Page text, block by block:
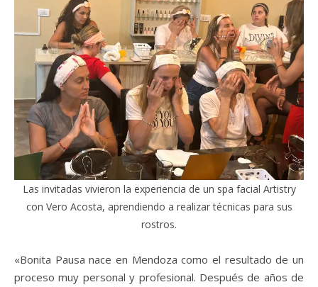
Las invitadas vivieron la experiencia de un spa facial Artistry
con Vero Acosta, aprendiendo a realizar técnicas para sus
rostros.
«Bonita Pausa nace en Mendoza como el resultado de un
proceso muy personal y profesional. Después de años de